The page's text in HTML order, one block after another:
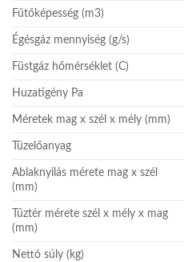
Fűtőképesség (m3)
Égésgáz mennyiség (g/s)
Füstgáz hőmérséklet (C)
Huzatigény Pa
Méretek mag x szél x mély (mm)
Tüzelőanyag
Ablaknyilás mérete mag x szél
(mm)
Tűztér mérete szél x mély x mag
(mm)
Nettó súly (kg)